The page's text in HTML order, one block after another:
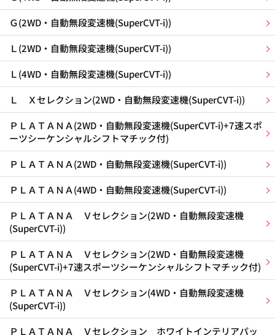
Ｇ(2WD・自動無段変速機(SuperCVT-i))
Ｌ(2WD・自動無段変速機(SuperCVT-i))
Ｌ(4WD・自動無段変速機(SuperCVT-i))
Ｌ Ｘセレクション(2WD・自動無段変速機(SuperCVT-i))
ＰＬＡＴＡＮＡ(2WD・自動無段変速機(SuperCVT-i)+7速スポ
ーツシーケンシャルシフトマチック付)
ＰＬＡＴＡＮＡ(2WD・自動無段変速機(SuperCVT-i))
ＰＬＡＴＡＮＡ(4WD・自動無段変速機(SuperCVT-i))
ＰＬＡＴＡＮＡ Ｖセレクション(2WD・自動無段変速機
(SuperCVT-i))
ＰＬＡＴＡＮＡ Ｖセレクション(2WD・自動無段変速機
(SuperCVT-i)+7速スポーツシーケンシャルシフトマチック付)
ＰＬＡＴＡＮＡ Ｖセレクション(4WD・自動無段変速機
(SuperCVT-i))
ＰＬＡＴＡＮＡ Ｖセレクション ホワイトインテリアパッ